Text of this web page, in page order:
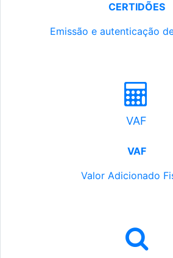
CERTIDÕES
Emissão e autenticação
VAF
VAF
Valor Adicionado